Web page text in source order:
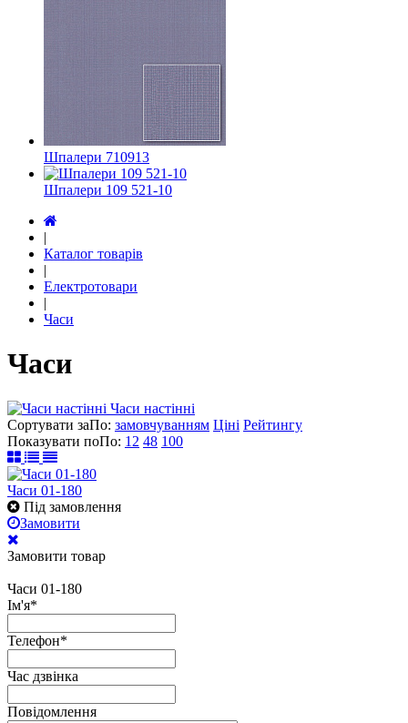
Шпалери 710913
Шпалери 109 521-10
|
Каталог товарів
|
Електротовари
|
Часи
Часи
Часи настінні
Сортувати заПо: замовчуванням Ціні Рейтингу
Показувати поПо: 12 48 100
Часи 01-180
Під замовлення
Замовити
Замовити товар
Часи 01-180
Ім'я*
Телефон*
Час дзвінка
Повідомлення